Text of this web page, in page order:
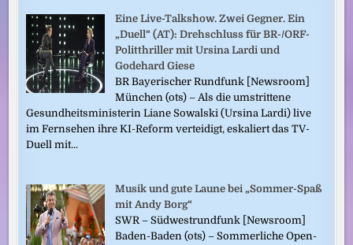
Eine Live-Talkshow. Zwei Gegner. Ein
„Duell“ (AT): Drehschluss für BR-/ORF-
Politthriller mit Ursina Lardi und
Godehard Giese
BR Bayerischer Rundfunk [Newsroom]
München (ots) – Als die umstrittene
Gesundheitsministerin Liane Sowalski (Ursina Lardi) live
im Fernsehen ihre KI-Reform verteidigt, eskaliert das TV-
Duell mit...
Musik und gute Laune bei „Sommer-Spaß
mit Andy Borg“
SWR – Südwestrundfunk [Newsroom]
Baden-Baden (ots) – Sommerliche Open-